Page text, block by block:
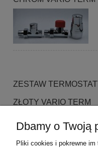
ZESTAW
ZŁOTY VARIO TERM
Dbamy o Twoją
Pliki cookies i pokrewne im